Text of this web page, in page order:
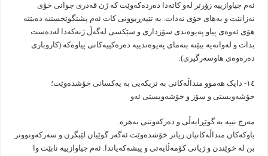
ئەم جیاوازییە زۆرتر لەو کاتەدا دەردەکەوێت کە ژن قەدری جوانی خۆی
نەزانێت و بەهای خۆی نەدات. بە تێپەڕبوونی کات ئەم پشتگوێخستنە دەبێتە
هۆی ئەوەی پیاو پەیوەندی سۆزداری و سێکسی لەگەڵ ژنەکەدا لەدەست
بدات و لەوانەیە ببێتە بنەمای پەیوەندییە دەرەکییەکانی پیاوەکە (کاروباری
دەرەوەی هاوسەرگیری).
۱٤- دایک هەموو منداڵەکانی بە نزیکەیی بە یەکسانی خۆشدەوێت؛
خۆشەویستی و سۆز و خۆشەویستی ئەو
مەرج نییە بە گوێڕایەڵی و دەرکەوتنی بەهرە.
باوکەکان منداڵەکانیان زیاتر خۆشدەوێت ئەگەر گوێیان لێبگرن و سەرکەوتووتر
بن لە خوێندن و ژیانی کۆمەڵایەتی و پیشەکەیاندا. ئەم جیاوازییە نابێت وا